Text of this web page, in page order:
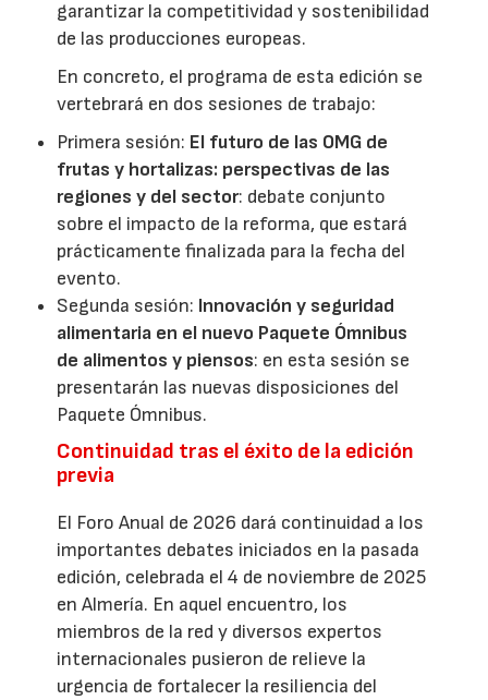
garantizar la competitividad y sostenibilidad
de las producciones europeas.
En concreto, el programa de esta edición se
vertebrará en dos sesiones de trabajo:
Primera sesión: El futuro de las OMG de
frutas y hortalizas: perspectivas de las
regiones y del sector: debate conjunto
sobre el impacto de la reforma, que estará
prácticamente finalizada para la fecha del
evento.
Segunda sesión: Innovación y seguridad
alimentaria en el nuevo Paquete Ómnibus
de alimentos y piensos: en esta sesión se
presentarán las nuevas disposiciones del
Paquete Ómnibus.
Continuidad tras el éxito de la edición
previa
El Foro Anual de 2026 dará continuidad a los
importantes debates iniciados en la pasada
edición, celebrada el 4 de noviembre de 2025
en Almería. En aquel encuentro, los
miembros de la red y diversos expertos
internacionales pusieron de relieve la
urgencia de fortalecer la resiliencia del